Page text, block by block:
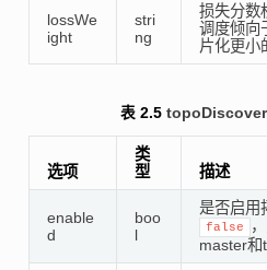
lossWe
ight
stri
ng
损失分数
调度倾向
片化更小
表 2.5
选项
类
型
描述
enable
d
boo
l
是否启用
false
master